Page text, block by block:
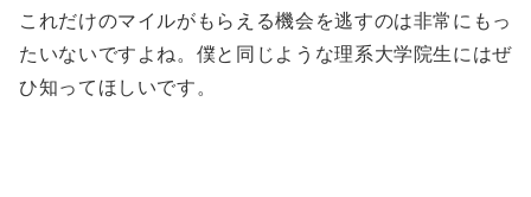
これだけのマイルがもらえる機会を逃すのは非常にもっ
たいないですよね。僕と同じような理系大学院生にはぜ
ひ知ってほしいです。